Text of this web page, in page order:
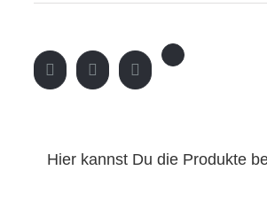
Hier kannst Du die Produkte